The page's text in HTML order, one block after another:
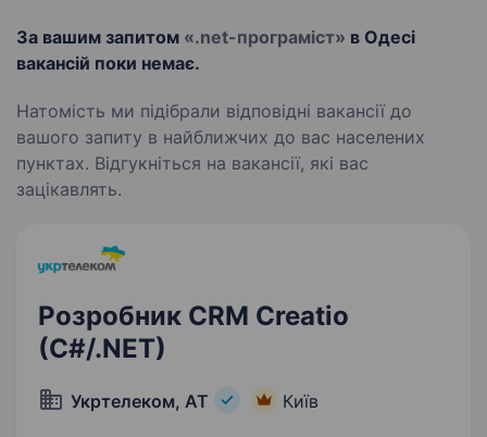
За вашим запитом «.net-програміст» в Одесі
вакансій поки немає.
Натомість ми підібрали відповідні вакансії до
вашого запиту в найближчих до вас населених
пунктах. Відгукніться на вакансії, які вас
зацікавлять.
Розробник CRM Creatio
(C#/.NET)
Укртелеком, АТ Київ